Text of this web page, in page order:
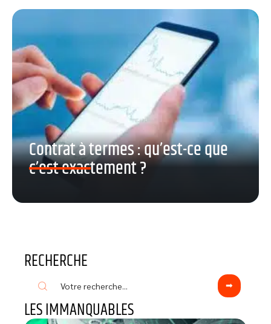
Contrat à termes : qu’est-ce que
c’est exactement ?
RECHERCHE
LES IMMANQUABLES